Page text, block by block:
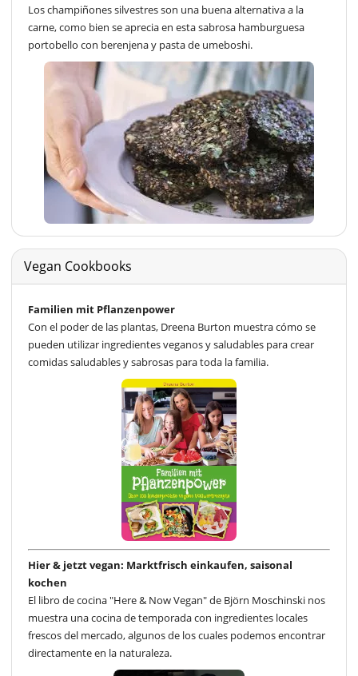
Los champiñones silvestres son una buena alternativa a la
carne, como bien se aprecia en esta sabrosa hamburguesa
portobello con berenjena y pasta de umeboshi.
Vegan Cookbooks
Familien mit Pflanzenpower
Con el poder de las plantas, Dreena Burton muestra cómo se
pueden utilizar ingredientes veganos y saludables para crear
comidas saludables y sabrosas para toda la familia.
Hier & jetzt vegan: Marktfrisch einkaufen, saisonal
kochen
El libro de cocina "Here & Now Vegan" de Björn Moschinski nos
muestra una cocina de temporada con ingredientes locales
frescos del mercado, algunos de los cuales podemos encontrar
directamente en la naturaleza.